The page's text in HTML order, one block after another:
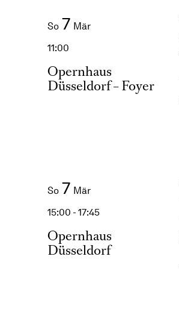
So 7 Mär
11:00
Opernhaus
Düsseldorf – Foyer
So 7 Mär
15:00 - 17:45
Opernhaus
Düsseldorf